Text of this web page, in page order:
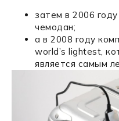
затем в 2006
чемодан;
а в 2008 году
world’s lightest,
является самым